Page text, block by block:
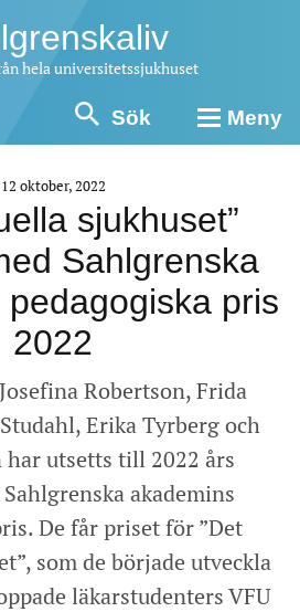
hela universitetssjukhuset
Sök Meny
12 oktober, 2022
sjukhuset”
Sahlgrenska
pris
2022
Robertson, Frida
Erika Tyrberg och
har utsetts till 2022 års
akademins
De får priset för ”Det
som de började utveckla
läkarstudenters VFU